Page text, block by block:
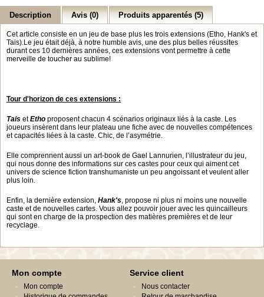
Description Avis (0) Produits apparentés (5)
Cet article consiste en un jeu de base plus les trois extensions (Etho, Hank's et
Tais).Le jeu était déjà, à notre humble avis, une des plus belles réussites
durant ces 10 dernières années, ces extensions vont permettre à cette
merveille de toucher au sublime!
Tour d'horizon de ces extensions :
Tais etEtho proposent chacun 4 scénarios originaux liés à la caste. Les
joueurs insèrent dans leur plateau une fiche avec de nouvelles compétences
et capacités liées à la caste. Chic, de l’asymétrie.
Elle comprennent aussi un art-book de Gael Lannurien, l’illustrateur du jeu,
qui nous donne des informations sur ces castes pour ceux qui aiment cet
univers de science fiction transhumaniste un peu angoissant et veulent aller
plus loin.
Enfin, la dernière extension, Hank's, propose ni plus ni moins une nouvelle
caste et de nouvelles cartes. Vous allez pouvoir jouer avec les quincailleurs
qui sont en charge de la prospection des matières premières et de leur
recyclage.
Mon compte
Mon compte
Service client
Nous contacter